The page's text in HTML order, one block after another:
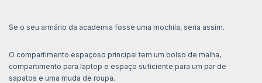
Se o seu armário da academia fosse uma mochila, seria assim.
O compartimento espaçoso principal tem um bolso de malha,
compartimento para laptop e espaço suficiente para um par de
sapatos e uma muda de roupa.